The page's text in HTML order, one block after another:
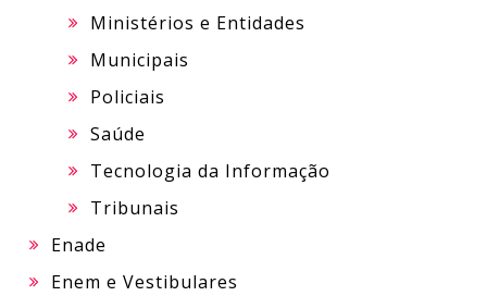
Ministérios e Entidades
Municipais
Policiais
Saúde
Tecnologia da Informação
Tribunais
Enade
Enem e Vestibulares